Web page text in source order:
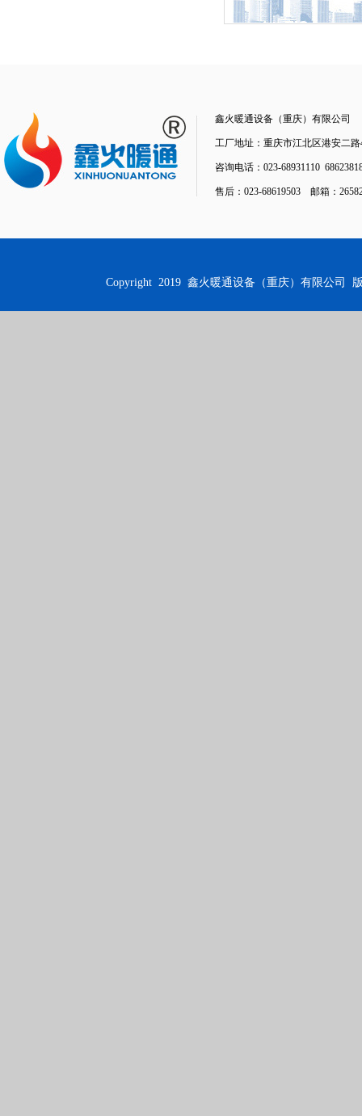
鑫火暖通设备（重庆）有限公司
工厂地址：重庆市江北区港安二
咨询电话：023-68931110
售后：023-68619503 邮箱：
Copyright 2019 鑫火暖通设备（重庆）有限公司